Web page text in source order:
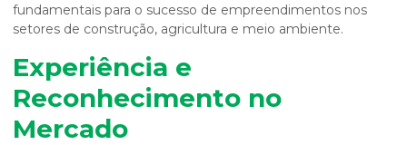
fundamentais para o sucesso de empreendimentos nos
setores de construção, agricultura e meio ambiente.
Experiência e
Reconhecimento no
Mercado